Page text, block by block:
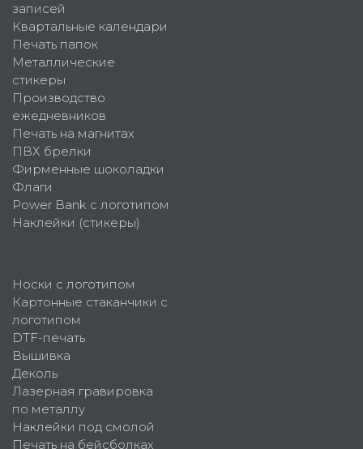
записей
Квартальные календари
Печать папок
Металлические
стикеры
Производство
ежедневников
Печать на магнитах
ПВХ брелки
Фирменные шоколадки
Флаги
Power Bank с логотипом
Наклейки (стикеры)
Носки с логотипом
Картонные стаканчики с
логотипом
DTF-печать
Вышивка
Деколь
Лазерная гравировка
по металлу
Наклейки под смолой
Печать на бейсболках